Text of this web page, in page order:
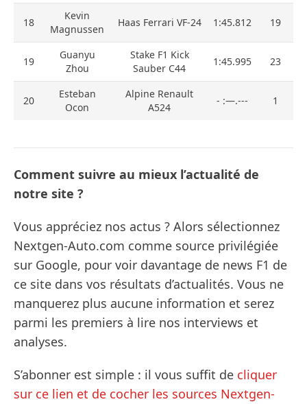
18
Kevin
Magnussen
Haas Ferrari VF-24 1:45.812 19
19
Guanyu
Zhou
Stake F1 Kick
Sauber C44
1:45.995 23
20
Esteban
Ocon
Alpine Renault
A524
- :—.--- 1
Comment suivre au mieux l’actualité de
notre site ?
Vous appréciez nos actus ? Alors sélectionnez
Nextgen-Auto.com comme source privilégiée
sur Google, pour voir davantage de news F1 de
ce site dans vos résultats d’actualités. Vous ne
manquerez plus aucune information et serez
parmi les premiers à lire nos interviews et
analyses.
S’abonner est simple : il vous suffit de cliquer
sur ce lien et de cocher les sources Nextgen-